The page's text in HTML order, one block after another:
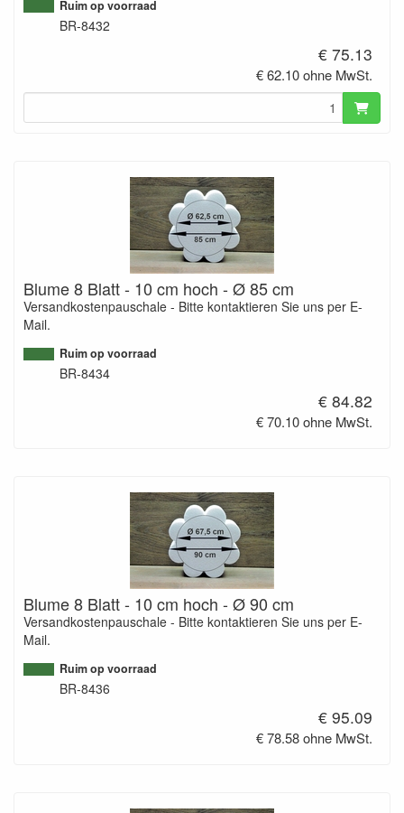
Ruim op voorraad
BR-8432
€ 75.13
€ 62.10 ohne MwSt.
Blume 8 Blatt - 10 cm hoch - Ø 85 cm
Versandkostenpauschale - Bitte kontaktieren Sie uns per E-
Mail.
Ruim op voorraad
BR-8434
€ 84.82
€ 70.10 ohne MwSt.
Blume 8 Blatt - 10 cm hoch - Ø 90 cm
Versandkostenpauschale - Bitte kontaktieren Sie uns per E-
Mail.
Ruim op voorraad
BR-8436
€ 95.09
€ 78.58 ohne MwSt.